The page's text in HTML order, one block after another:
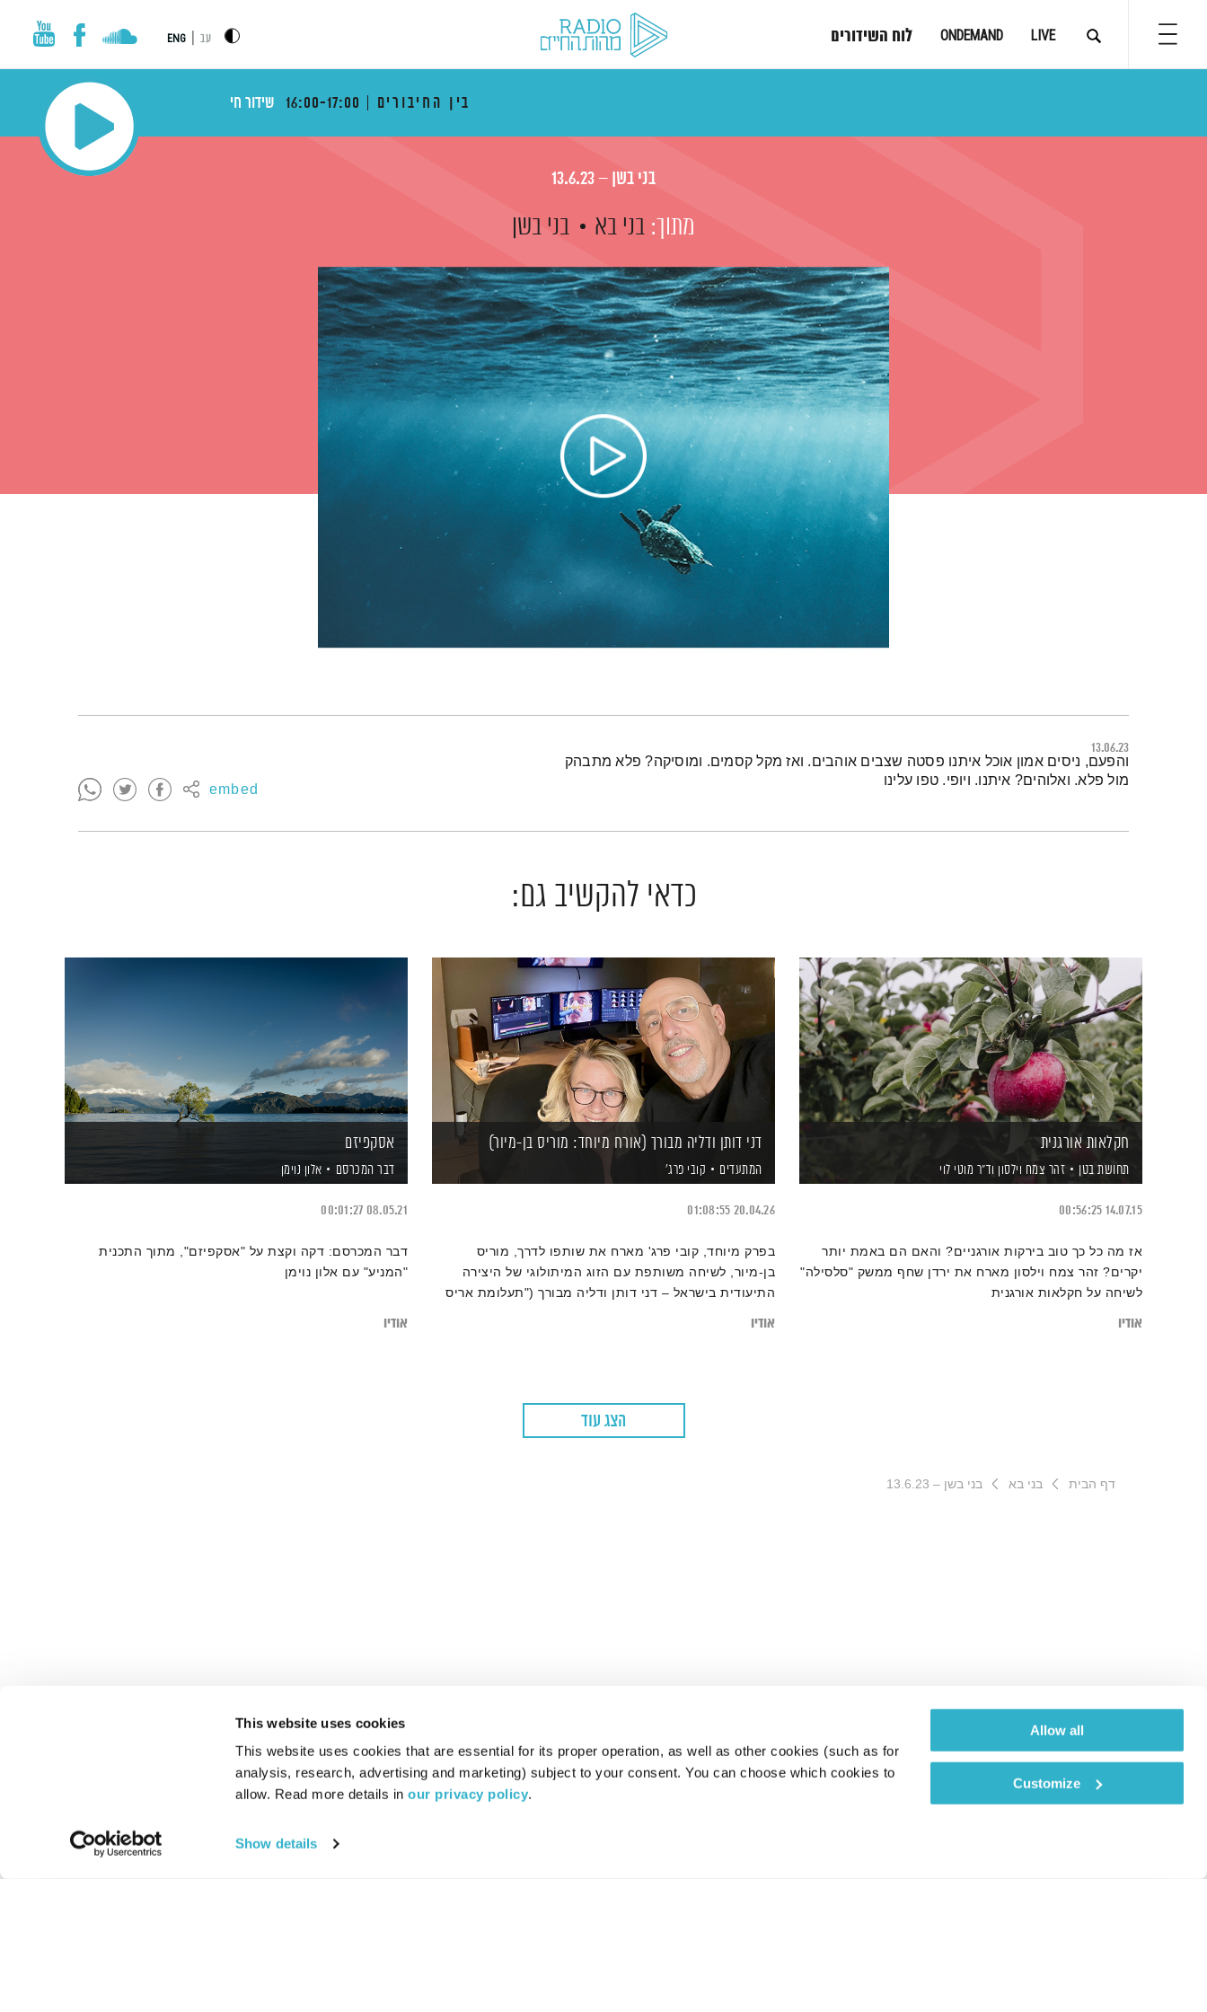
This website uses cookies
This website uses cookies that are essential for its proper operation, as well as other cookies (such as for
analysis, research, advertising and marketing) subject to your consent. You can choose which cookies to
allow. Read more details in our privacy policy.
Show details
Allow all
Customize
LIVE
ONDEMAND לוח השידורים עב ENG
בין החיבורים 16:00-17:00 שידור חי
בני בשן – 13.6.23
מתוך: בני בא בני בשן
13.06.23
embed
תמצית הפודקאסט
והפעם, ניסים אמון אוכל איתנו פסטה שצבים אוהבים. ואז מקל קסמים. ומוסיקה? פלא מתבהק
מול פלא. ואלוהים? איתנו. ויופי. טפו עלינו
כדאי להקשיב גם:
חקלאות אורגנית
תחושת בטן זהר צמח וילסון וד"ר מוטי לוי
14.07.15
00:56:25
אז מה כל כך טוב בירקות אורגניים? והאם הם באמת יותר
יקרים? זהר צמח וילסון מארח את ירדן שחף ממשק "סלסילה"
לשיחה על חקלאות אורגנית
אודיו
דני דותן ודליה מבורך (אורח מיוחד: מוריס בן-מיור)
המתעדים קובי פרג'
20.04.26
01:08:55
בפרק מיוחד, קובי פרג' מארח את שותפו לדרך, מוריס
בן-מיור, לשיחה משותפת עם הזוג המיתולוגי של היצירה
התיעודית בישראל – דני דותן ודליה מבורך ("תעלומת אריס
אודיו
אסקפיזם
דבר המכרסם אלון נוימן
08.05.21
00:01:27
דבר המכרסם: דקה וקצת על "אסקפיזם", מתוך התכנית
"המניע" עם אלון נוימן
אודיו
הצג עוד
דף הבית בני בא בני בשן – 13.6.23